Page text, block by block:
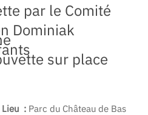
par le Comité
Dominiak
sur place
Lieu : Parc du Château de Bas